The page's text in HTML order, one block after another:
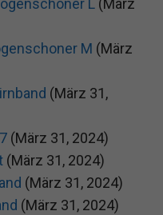
L (März
M (März
(März 31,
(März 31, 2024)
(März 31, 2024)
(März 31, 2024)
(März 31, 2024)